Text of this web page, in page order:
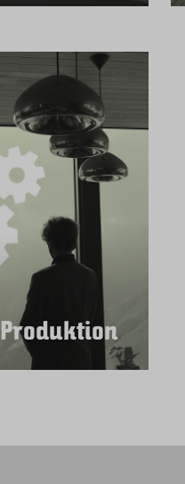
Produktion